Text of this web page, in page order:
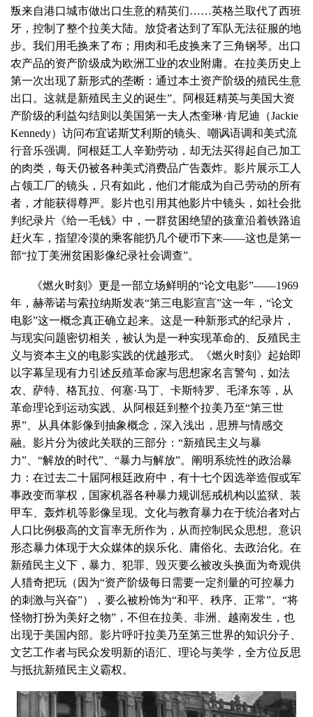
叛来自港口城市做出口生意的精英们……英格兰取代了西班
牙，控制了整个拉美大陆。放贷者达到了军队无法征服的地
步。我们用毛换来了布；用肉和毛皮换来了三角钢琴。出口
农产品的资产阶级成为欧洲工业的农业附庸。在拉美历史上
第一次出现了新形式的垄断：通过本土资产阶级的殖民生意
出口。这就是新殖民主义的诞生”。阿根廷精英与美国大资
产阶级的利益勾结则以美国第一夫人杰奎琳·肯尼迪（Jackie
Kennedy）访问布宜诺斯艾利斯的镜头、嘲讽语调和美式流
行音乐强调。阿根廷工人辛勤劳动，却无法买得起自己加工
的肉类，每天仍被各种美式消费品广告轰炸。影片展示工人
占领工厂的镜头，只有如此，他们才能成为自己劳动的所有
者，才能获得尊严。影片也引用其他影片中镜头，如社会批
判纪录片《给一毛钱》中，一群贫困绝望的孩童沿着铁路追
赶火车，指望冷漠的乘客能扔几个硬币下来——这也是第一
部“拉丁美洲贫困影像纪录社会调查”。
《燃火时刻》更是一部立场鲜明的“论文电影”——1969
年，赫蒂诺与索拉纳斯发表“第三电影宣言”这一年，“论文
电影”这一概念真正确立起来。这是一种新形式的纪录片，
与现实问题密切相关，被认为是一种实现革命的、反殖民主
义与资本主义的电影实践的优越形式。《燃火时刻》起始即
以字幕呈现有力引述反殖革命家与思想家名言警句，如法
农、萨特、格瓦拉、何塞·马丁、卡斯特罗、毛泽东等，从
革命理论到运动实践、从阿根廷到整个拉美乃至“第三世
界”、从具体影像到抽象概念，深入浅出，思辨与情感交
融。影片分为彼此关联的三部分：“新殖民主义与暴
力”、“解放的时代”、“暴力与解放”。阐明系统性的政治暴
力：在过去二十届阿根廷政府中，有十七个因选举造假或军
事政变而掌权，国家机器各种暴力规训惩戒机构以监狱、装
甲车、轰炸机等影像呈现。文化与教育暴力在于统治者对占
人口比例极高的文盲率无所作为，从而控制民众思想。意识
形态暴力体现于大众媒体的娱乐化、庸俗化、去政治化。在
新殖民主义下，暴力、犯罪、毁灭要么被改头换面为奇观供
人猎奇把玩（因为“资产阶级每日需要一定剂量的可控暴力
的刺激与兴奋”），要么被粉饰为“和平、秩序、正常”。“将
怪物打扮为美好之物”，不但在拉美、非洲、越南发生，也
出现于美国内部。影片呼吁拉美乃至第三世界的知识分子、
文艺工作者与民众发明新的语汇、理论与美学，全方位反思
与抵抗新殖民主义霸权。